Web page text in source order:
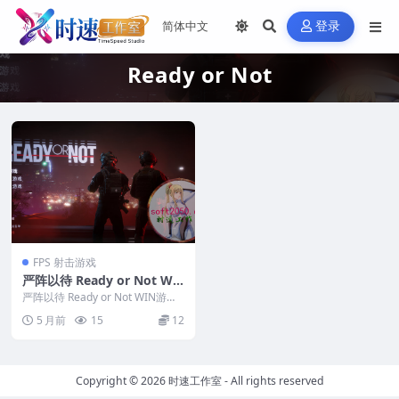
登录
Ready or Not
FPS 射击游戏
严阵以待 Ready or Not WI
N游戏 PC电脑游戏 适配系统
WINDOWS
严阵以待 Ready or Not WIN游戏
PC电脑游戏 适配系统WINDO...
5 月前 15 12
Copyright © 2026时速工作室- All rights reserved